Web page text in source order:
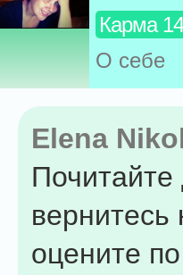
Карма
О себе
Elena
Почитайте
оцените